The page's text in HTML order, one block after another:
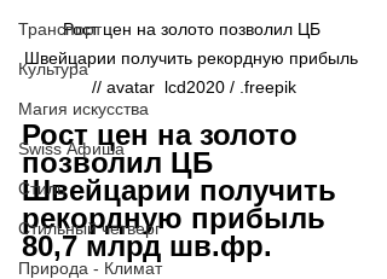
Транспорт
Культура
Магия искусства
Swiss Афиша
Стиль
Стильный четверг
Природа - Климат
Рост цен на золото позволил ЦБ
Швейцарии получить рекордную прибыль
// avatar  lcd2020 / .freepik
Рост цен на золото
позволил ЦБ
Швейцарии получить
рекордную прибыль
80,7 млрд шв.фр.